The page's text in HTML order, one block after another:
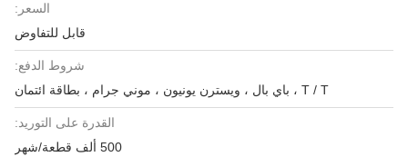
السعر:
قابل للتفاوض
شروط الدفع:
T / T ، باي بال ، ويسترن يونيون ، موني جرام ، بطاقة ائتمان
القدرة على التوريد:
500 ألف قطعة/شهر